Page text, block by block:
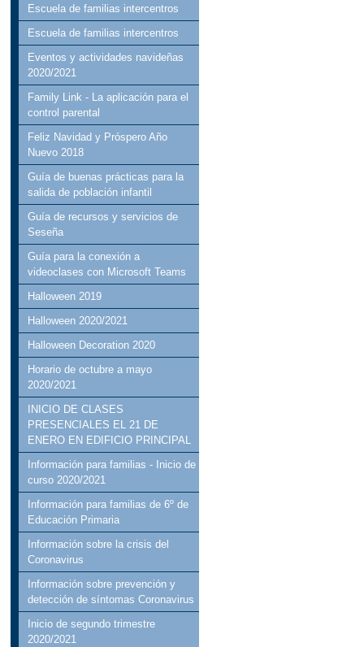
Escuela de familias intercentros
Escuela de familias intercentros
Eventos y actividades navideñas
2020/2021
Family Link - La aplicación para el
control parental
Feliz Navidad y Próspero Año
Nuevo 2018
Guía de buenas prácticas para la
salida de población infantil
Guía de recursos y servicios de
Seseña
Guía para la conexión a
videoclases con Microsoft Teams
Halloween 2019
Halloween 2020/2021
Halloween Decoration 2020
Horario de octubre a mayo
2020/2021
INICIO DE CLASES
PRESENCIALES EL 21 DE
ENERO EN EDIFICIO PRINCIPAL
Información para familias - Inicio de
curso 2020/2021
Información para familias de 6º de
Educación Primaria
Información sobre la crisis del
Coronavirus
Información sobre prevención y
detección de síntomas Coronavirus
Inicio de segundo trimestre
2020/2021